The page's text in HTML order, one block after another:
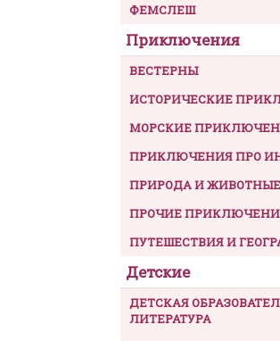
ФЕМСЛЕШ
Приключения
ВЕСТЕРНЫ
ИСТОРИЧЕСКИЕ
МОРСКИЕ
ПРИКЛЮЧЕНИЯ ПРО
ПРИРОДА И ЖИВОТНЫЕ
ПРОЧИЕ
ПУТЕШЕСТВИЯ И
Детские
ДЕТСКАЯ
ЛИТЕРАТУРА